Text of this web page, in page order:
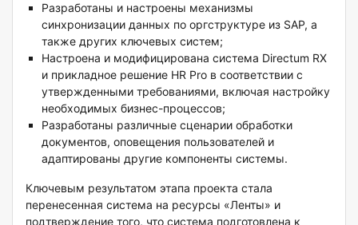
Разработаны и настроены механизмы
синхронизации данных по оргструктуре из SAP, а
также других ключевых систем;
Настроена и модифицирована система Directum RX
и прикладное решение HR Pro в соответствии с
утвержденными требованиями, включая настройку
необходимых бизнес-процессов;
Разработаны различные сценарии обработки
документов, оповещения пользователей и
адаптированы другие компоненты системы.
Ключевым результатом этапа проекта стала
перенесенная система на ресурсы «Ленты» и
подтверждение того, что система подготовлена к